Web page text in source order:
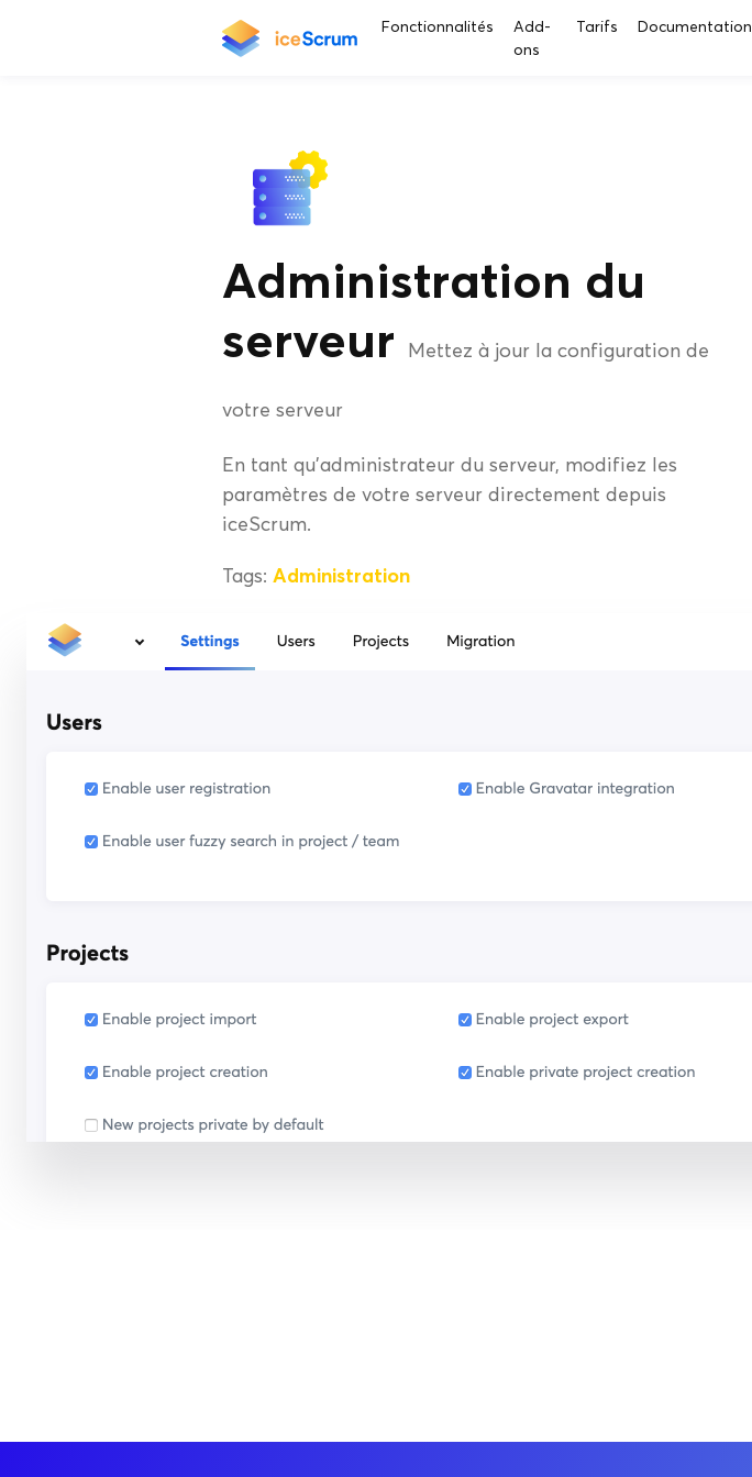
Fonctionnalités
Add-
ons
Tarifs Documentation
Administration du
serveur
Mettez à jour la configuration de
votre serveur
En tant qu’administrateur du serveur, modifiez les
paramètres de votre serveur directement depuis
iceScrum.
Tags: Administration